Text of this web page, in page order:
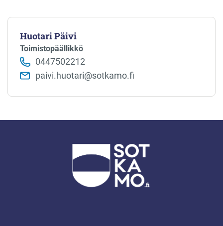
Huotari Päivi
Toimistopäällikkö
0447502212
paivi.huotari@sotkamo.fi